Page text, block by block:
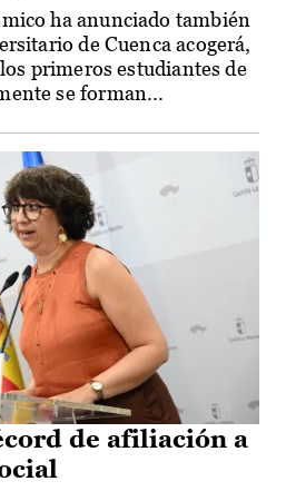
ha anunciado también
de Cuenca acogerá,
primeros estudiantes de
se forman...
de afiliación a